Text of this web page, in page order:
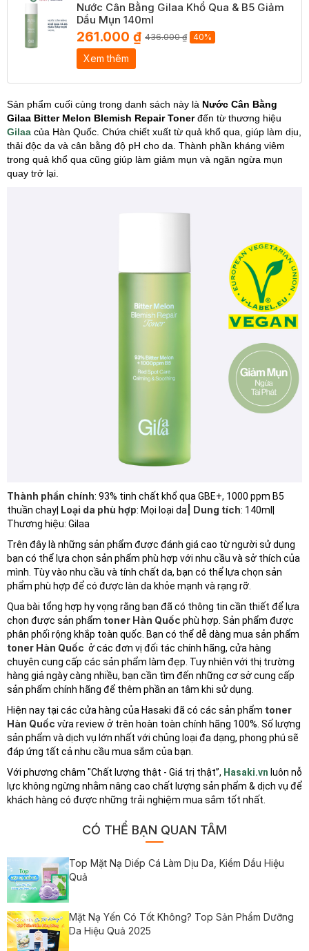
Nước Cân Bằng Gilaa Khổ Qua & B5 Giảm
Dầu Mụn 140ml
261.000 ₫ 436.000 ₫ 40%
Xem thêm
Sản phẩm cuối cùng trong danh sách này là Nước Cân Bằng
Gilaa Bitter Melon Blemish Repair Tonerđến từ thương hiệu
Gilaa của Hàn Quốc. Chứa chiết xuất từ quả khổ qua, giúp làm dịu,
thải độc da và cân bằng độ pH cho da. Thành phần kháng viêm
trong quả khổ qua cũng giúp làm giảm mụn và ngăn ngừa mụn
quay trở lại.
Thành phần chính: 93% tinh chất khổ qua GBE+, 1000 ppm B5
thuần chay| Loại da phù hợp: Mọi loại da | Dung tích: 140ml|
Thương hiệu: Gilaa
Trên đây là những sản phẩm được đánh giá cao từ người sử dụng
bạn có thể lựa chọn sản phẩm phù hợp với nhu cầu và sở thích của
mình. Tùy vào nhu cầu và tính chất da, bạn có thể lựa chọn sản
phẩm phù hợp để có được làn da khỏe mạnh và rạng rỡ.
Qua bài tổng hợp hy vọng rằng bạn đã có thông tin cần thiết để lựa
chọn được sản phẩm toner Hàn Quốc phù hợp. Sản phẩm được
phân phối rộng khắp toàn quốc. Bạn có thể dễ dàng mua sản phẩm
toner Hàn Quốc ở các đơn vị đối tác chính hãng, cửa hàng
chuyên cung cấp các sản phẩm làm đẹp. Tuy nhiên với thị trường
hàng giả ngày càng nhiều, bạn cần tìm đến những cơ sở cung cấp
sản phẩm chính hãng để thêm phần an tâm khi sử dụng.
Hiện nay tại các cửa hàng của Hasaki đã có các sản phẩm toner
Hàn Quốc vừa review ở trên hoàn toàn chính hãng 100%. Số lượng
sản phẩm và dịch vụ lớn nhất với chủng loại đa dạng, phong phú sẽ
đáp ứng tất cả nhu cầu mua sắm của bạn.
Với phương châm "Chất lượng thật - Giá trị thật”, Hasaki.vn luôn nỗ
lực không ngừng nhằm nâng cao chất lượng sản phẩm & dịch vụ để
khách hàng có được những trải nghiệm mua sắm tốt nhất.
CÓ THỂ BẠN QUAN TÂM
Top Mặt Nạ Diếp Cá Làm Dịu Da, Kiềm Dầu Hiệu
Quả
Mặt Nạ Yến Có Tốt Không? Top Sản Phẩm Dưỡng
Da Hiệu Quả 2025